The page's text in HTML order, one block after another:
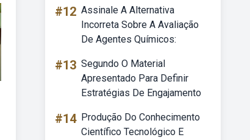
#12 Assinale A Alternativa
Incorreta Sobre A Avaliação
De Agentes Químicos:
#13 Segundo O Material
Apresentado Para Definir
Estratégias De Engajamento
#14 Produção Do Conhecimento
Científico Tecnológico E